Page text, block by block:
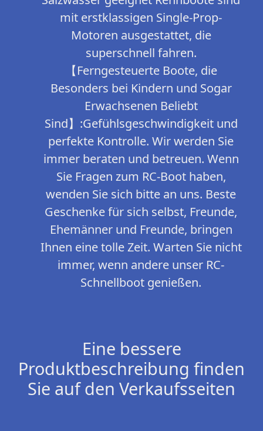
mit erstklassigen Single-Prop-
Motoren ausgestattet, die
superschnell fahren.
【Ferngesteuerte Boote, die
Besonders bei Kindern und Sogar
Erwachsenen Beliebt
Sind】:Gefühlsgeschwindigkeit und
perfekte Kontrolle. Wir werden Sie
immer beraten und betreuen. Wenn
Sie Fragen zum RC-Boot haben,
wenden Sie sich bitte an uns. Beste
Geschenke für sich selbst, Freunde,
Ehemänner und Freunde, bringen
Ihnen eine tolle Zeit. Warten Sie nicht
immer, wenn andere unser RC-
Schnellboot genießen.
Eine bessere
Produktbeschreibung finden
Sie auf den Verkaufsseiten